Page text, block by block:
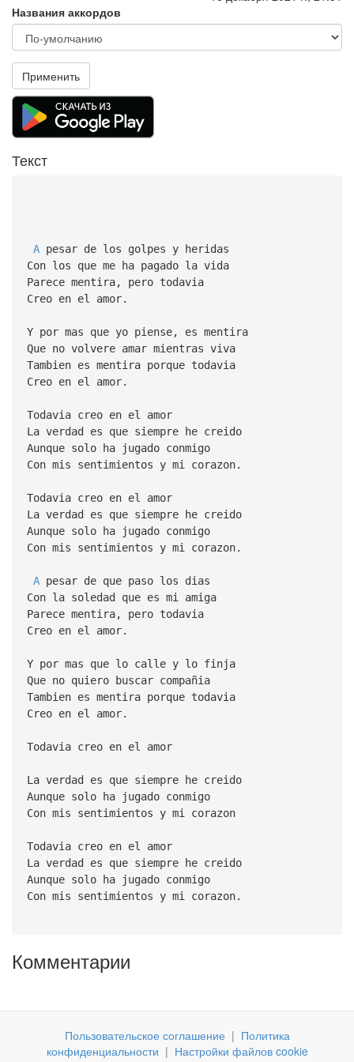
Названия аккордов
Применить
Текст
Apesar de los golpes y heridas
Con los que me ha pagado la vida
Parece mentira, pero todavia
Creo en el amor.
Y por mas que yo piense, es mentira
Que no volvere amar mientras viva
Tambien es mentira porque todavia
Creo en el amor.
Todavia creo en el amor
La verdad es que siempre he creido
Aunque solo ha jugado conmigo
Con mis sentimientos y mi corazon.
Todavia creo en el amor
La verdad es que siempre he creido
Aunque solo ha jugado conmigo
Con mis sentimientos y mi corazon.
Apesar de que paso los dias
Con la soledad que es mi amiga
Parece mentira, pero todavia
Creo en el amor.
Y por mas que lo calle y lo finja
Que no quiero buscar compañia
Tambien es mentira porque todavia
Creo en el amor.
Todavia creo en el amor
La verdad es que siempre he creido
Aunque solo ha jugado conmigo
Con mis sentimientos y mi corazon
Todavia creo en el amor
La verdad es que siempre he creido
Aunque solo ha jugado conmigo
Con mis sentimientos y mi corazon.
Комментарии
Пользовательское соглашение | Политика
конфиденциальности | Настройки файлов cookie